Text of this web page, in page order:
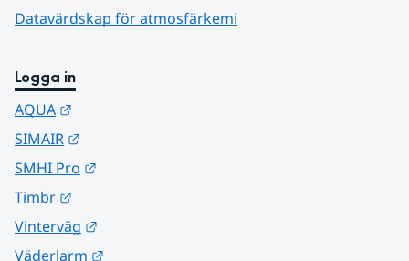
Datavärdskap för atmosfärkemi
Logga in
AQUA
SIMAIR
SMHI Pro
Timbr
Vinterväg
Väderlarm